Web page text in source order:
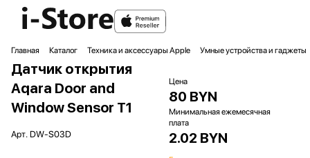
Главная Каталог Техника и аксессуары Apple Умные устройства и гаджеты
Датчик открытия
Aqara Door and
Window Sensor T1
Арт. DW-S03D
Цена
80 BYN
Минимальная ежемесячная
плата
2.02 BYN